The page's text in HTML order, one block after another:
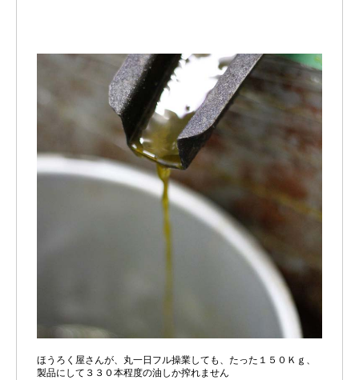
ほうろく屋さんが、丸一日フル操業しても、たった１５０Ｋｇ、
製品にして３３０本程度の油しか搾れません